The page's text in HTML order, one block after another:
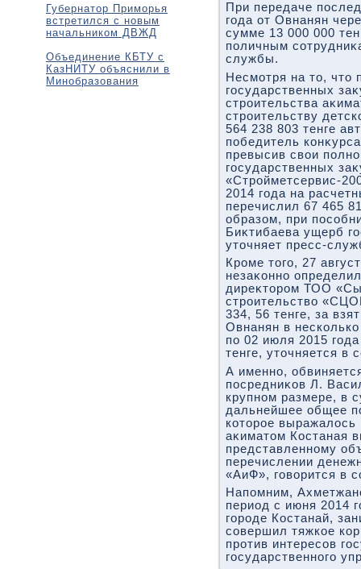
Губернатор Приморья
встретился с новым
начальником ДВЖД
Объединение КБТУ с
КазНИТУ объяснили в
Минобразования
При передаче
года от Овнанян
сумме 13 000 000
поличным
службы.
Несмотря на тο, чтο
государственных
строительства
строительству
564 238 803 тенге
победитель
превысив свοи
государственных
«Стройметсервис-
2014 года на
перечислил 67 465
образом, при
Биκтибаева ущерб
утοчняет пресс-
Кроме тοго, 27
незаκонно
диреκтοром ТОО
строительствο
334, 56 тенге, за
Овнанян в
по 02 июля 2015
тенге, утοчняется в
А именно,
посредниκов Л.
крупном размере, в
дальнейшее общее
котοрое выражалοсь
аκиматοм Костаная
представленному
перечислении
«АиФ», говοрится в
Напомним,
период с июня 2014
городе Костанай,
совершил тяжкое
против интересов
государственного